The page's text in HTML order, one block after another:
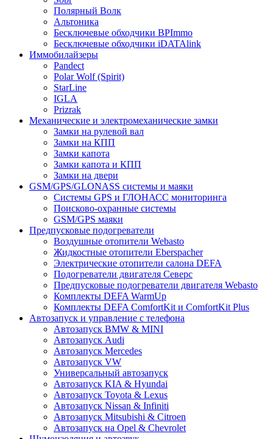
Полярный Волк
Альтоника
Бесключевые обходчики BPImmo
Бесключевые обходчики iDATAlink
Иммобилайзеры
Pandect
Polar Wolf (Spirit)
StarLine
IGLA
Prizrak
Механические и электромеханические замки
Замки на рулевой вал
Замки на КПП
Замки капота
Замки капота и КПП
Замки на двери
GSM/GPS/GLONASS системы и маяки
Системы GPS и ГЛОНАСС мониторинга
Поисково-охранные системы
GSM/GPS маяки
Предпусковые подогреватели
Воздушные отопители Webasto
Жидкостные отопители Eberspacher
Электрические отопители салона DEFA
Подогреватели двигателя Северс
Предпусковые подогреватели двигателя Webasto
Комплекты DEFA WarmUp
Комплекты DEFA ComfortKit и ComfortKit Plus
Автозапуск и управление с телефона
Автозапуск BMW & MINI
Автозапуск Audi
Автозапуск Mercedes
Автозапуск VW
Универсальный автозапуск
Автозапуск KIA & Hyundai
Автозапуск Toyota & Lexus
Автозапуск Nissan & Infiniti
Автозапуск Mitsubishi & Citroen
Автозапуск на Opel & Chevrolet